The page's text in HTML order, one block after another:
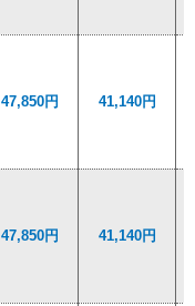
47,850円 41,140円
47,850円 41,140円
47,850円 41,140円
47,850円 41,140円